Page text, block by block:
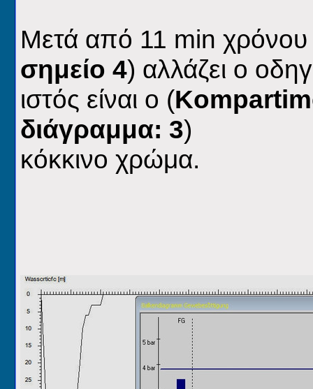
Μετά από 11 min
σημείο 4) αλλάζει ο
ιστός είναι ο (
διάγραμμα: 3)
κόκκινο χρώμα.